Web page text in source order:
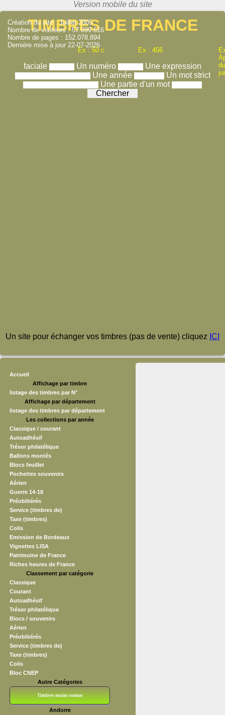
TIMBRES DE FRANCE
Ex : 50 c Ex : 456
faciale Un numéro
Une expression
Une année
Un mot strict
Une partie d'un mot
Création du site : Juillet 2005
Nombre de visiteurs : 57.699.616
Nombre de pages : 152.078.894
Dernière mise à jour 22-07-2026
Un site pour échanger vos timbres (pas de vente) cliquez ICI
Accueil
Affichage par timbre
listage des timbres par N°
Affichage par département
listage des timbres par département
Les collections par année
Classique / courant
Autoadhésif
Trésor philatélique
Ballons montés
Blocs feuillet
Pochettes souvenirs
Aérien
Guerre 14-18
Préoblitérés
Service (timbres de)
Taxe (timbres)
Colis
Emission de Bordeaux
Vignettes LISA
Patrimoine de France
Riches heures de France
Classement par catégorie
Classique
Courant
Autoadhésif
Trésor philatélique
Blocs / souvenirs
Aérien
Préoblitérés
Service (timbres de)
Taxe (timbres)
Colis
Bloc CNEP
Autre Catégories
Timbres moins connus
Andorre